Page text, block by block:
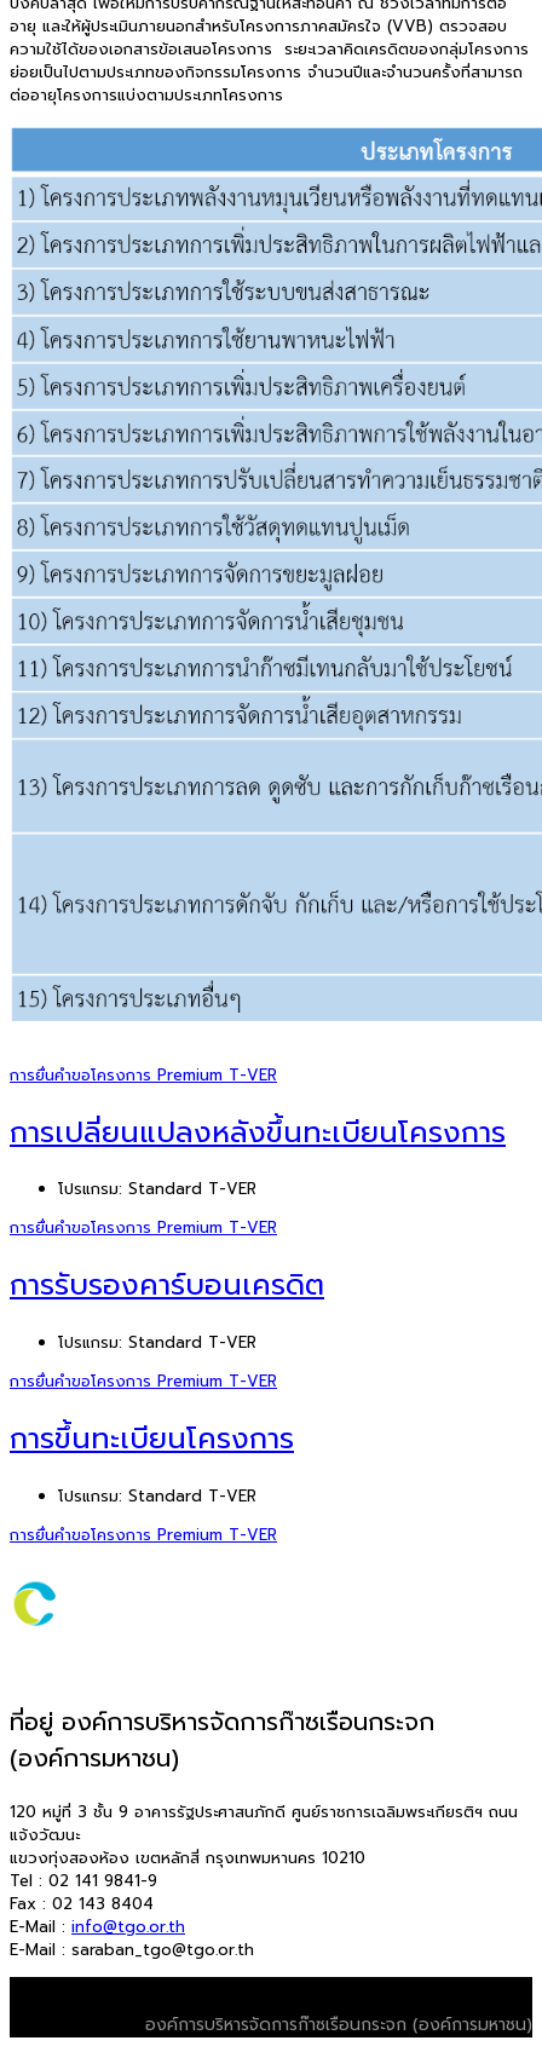
อายุ และให้ผู้ประเมินภายนอกสำหรับโครงการภาคสมัครใจ (VVB) ตรวจสอบ
ความใช้ได้ของเอกสารข้อเสนอโครงการ ระยะเวลาคิดเครดิตของกลุ่มโครงการ
ย่อยเป็นไปตามประเภทของกิจกรรมโครงการ จำนวนปีและจำนวนครั้งที่สามารถ
ต่ออายุโครงการแบ่งตามประเภทโครงการ
การยื่นคำขอโครงการ Premium T-VER
การเปลี่ยนแปลงหลังขึ้นทะเบียนโครงการ
โปรแกรม: Standard T-VER
การยื่นคำขอโครงการ Premium T-VER
การรับรองคาร์บอนเครดิต
โปรแกรม: Standard T-VER
การยื่นคำขอโครงการ Premium T-VER
การขึ้นทะเบียนโครงการ
โปรแกรม: Standard T-VER
การยื่นคำขอโครงการ Premium T-VER
ที่อยู่ องค์การบริหารจัดการก๊าซเรือนกระจก
(องค์การมหาชน)
120 หมู่ที่ 3 ชั้น 9 อาคารรัฐประศาสนภักดี ศูนย์ราชการเฉลิมพระเกียรติฯ ถนน
แจ้งวัฒนะ
แขวงทุ่งสองห้อง เขตหลักสี่ กรุงเทพมหานคร 10210
Tel : 02 141 9841-9
Fax : 02 143 8404
E-Mail : info@tgo.or.th
E-Mail : saraban_tgo@tgo.or.th
องค์การบริหารจัดการก๊าซเรือนกระจก (องค์การมหาชน)